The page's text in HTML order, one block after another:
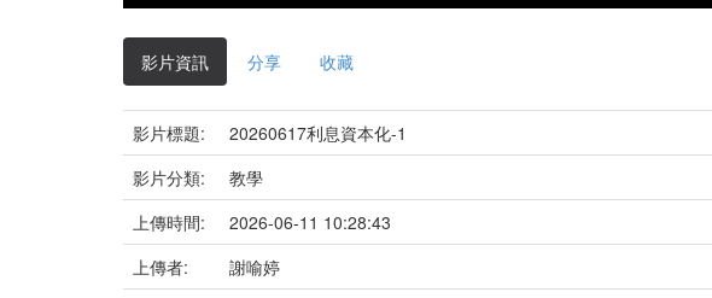
影片資訊 分享 收藏
影片標題:
20260617利息資本化-1
影片分類:
教學
上傳時間:
2026-06-11 10:28:43
上傳者:
謝喻婷